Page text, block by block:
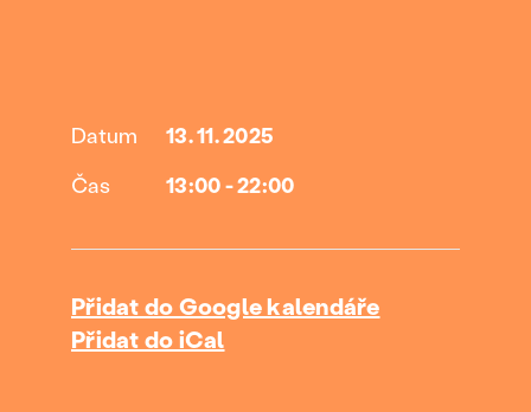
Datum
13. 11. 2025
Čas
13:00 - 22:00
Přidat do Google kalendáře
Přidat do iCal